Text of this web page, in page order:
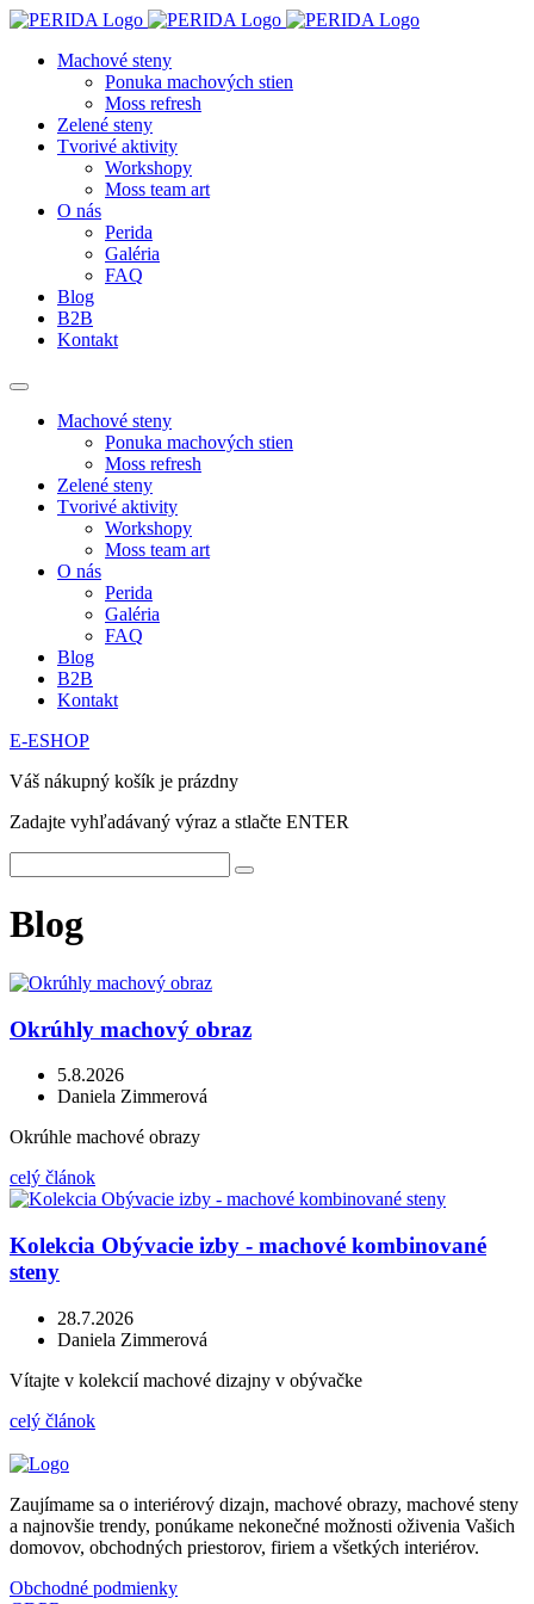
Machové steny
Ponuka machových stien
Moss refresh
Zelené steny
Tvorivé aktivity
Workshopy
Moss team art
O nás
Perida
Galéria
FAQ
Blog
B2B
Kontakt
Machové steny
Ponuka machových stien
Moss refresh
Zelené steny
Tvorivé aktivity
Workshopy
Moss team art
O nás
Perida
Galéria
FAQ
Blog
B2B
Kontakt
E-ESHOP
Váš nákupný košík je prázdny
Zadajte vyhľadávaný výraz a stlačte ENTER
Blog
Okrúhly machový obraz
5.8.2026
Daniela Zimmerová
Okrúhle machové obrazy
celý článok
Kolekcia Obývacie izby - machové kombinované
steny
28.7.2026
Daniela Zimmerová
Vítajte v kolekcií machové dizajny v obývačke
celý článok
Zaujímame sa o interiérový dizajn, machové obrazy, machové steny
a najnovšie trendy, ponúkame nekonečné možnosti oživenia Vašich
domovov, obchodných priestorov, firiem a všetkých interiérov.
Obchodné podmienky